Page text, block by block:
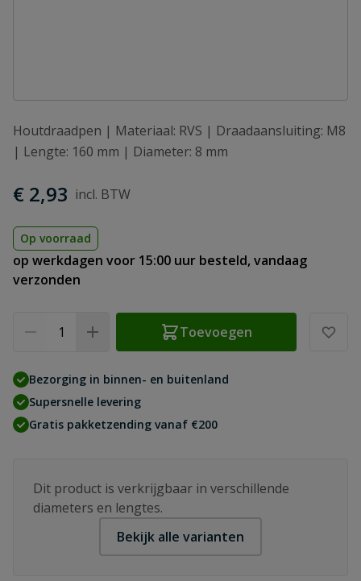
Houtdraadpen | Materiaal: RVS | Draadaansluiting: M8
| Lengte: 160 mm | Diameter: 8 mm
€ 2,93
Op voorraad
op werkdagen voor 15:00 uur besteld, vandaag
verzonden
Toevoegen
Bezorging in binnen- en buitenland
Supersnelle levering
Gratis pakketzending vanaf €200
Dit product is verkrijgbaar in verschillende
diameters en lengtes.
Bekijk alle varianten